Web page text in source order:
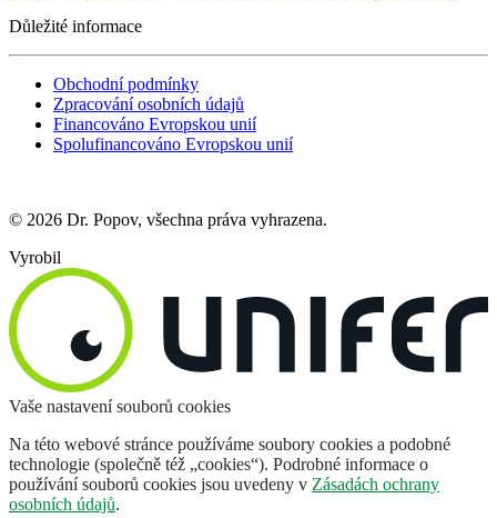
Důležité informace
Obchodní podmínky
Zpracování osobních údajů
Financováno Evropskou unií
Spolufinancováno Evropskou unií
© 2026 Dr. Popov, všechna práva vyhrazena.
Vyrobil
Vaše nastavení souborů cookies
Na této webové stránce používáme soubory cookies a podobné
technologie (společně též „cookies“). Podrobné informace o
používání souborů cookies jsou uvedeny v Zásadách ochrany
osobních údajů.